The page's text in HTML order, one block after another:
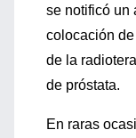
se notificó un
colocación
de la
de próstata.
En raras